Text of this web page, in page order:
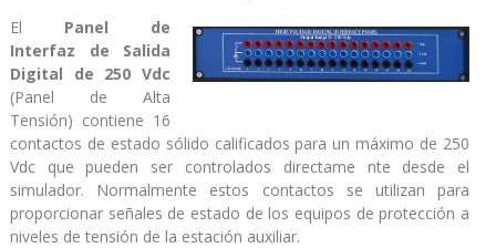
El Panel de
Interfaz de Salida
Digital de 250 Vdc
(Panel de Alta
Tensión) contiene 16
contactos de estado sólido calificados para un máximo de 250
Vdc que pueden ser controlados directame nte desde el
simulador. Normalmente estos contactos se utilizan para
proporcionar señales de estado de los equipos de protección a
niveles de tensión de la estación auxiliar.